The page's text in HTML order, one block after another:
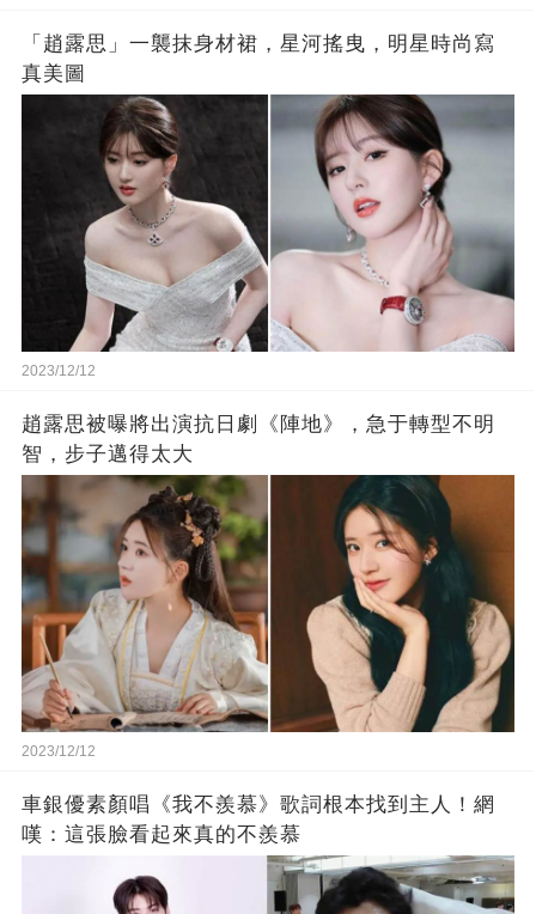
「趙露思」一襲抹身材裙，星河搖曳，明星時尚寫
真美圖
2023/12/12
趙露思被曝將出演抗日劇《陣地》，急于轉型不明
智，步子邁得太大
2023/12/12
車銀優素顏唱《我不羨慕》歌詞根本找到主人！網
嘆：這張臉看起來真的不羨慕